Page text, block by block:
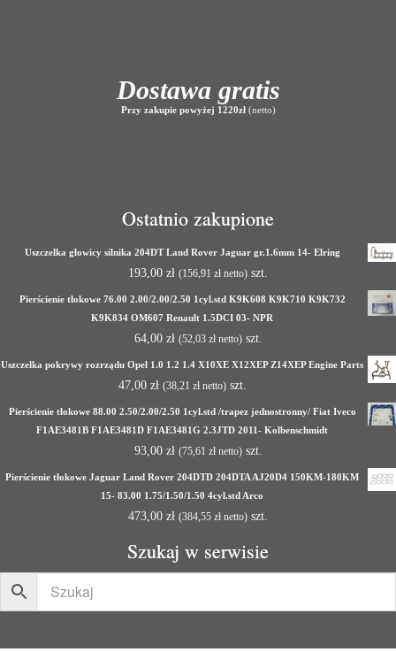
Dostawa gratis
Przy zakupie powyżej 1220zł(netto)
Ostatnio zakupione
Uszczelka głowicy silnika 204DT Land Rover Jaguar gr.1.6mm 14- Elring
193,00 zł (156,91 zł netto) szt.
Pierścienie tłokowe 76.00 2.00/2.00/2.50 1cyl.std K9K608 K9K710 K9K732
K9K834 OM607 Renault 1.5DCI 03- NPR
64,00 zł (52,03 złnetto)szt.
Uszczelka pokrywy rozrządu Opel 1.0 1.2 1.4 X10XE X12XEP Z14XEP Engine Parts
47,00 zł (38,21 złnetto)szt.
Pierścienie tłokowe 88.00 2.50/2.00/2.50 1cyl.std /trapez jednostronny/ Fiat Iveco
F1AE3481B F1AE3481D F1AE3481G 2.3JTD 2011- Kolbenschmidt
93,00 zł (75,61 złnetto)szt.
Pierścienie tłokowe Jaguar Land Rover 204DTD 204DTA AJ20D4 150KM-180KM
15- 83.00 1.75/1.50/1.50 4cyl.std Arco
473,00 zł (384,55 zł netto) szt.
Szukaj w serwisie